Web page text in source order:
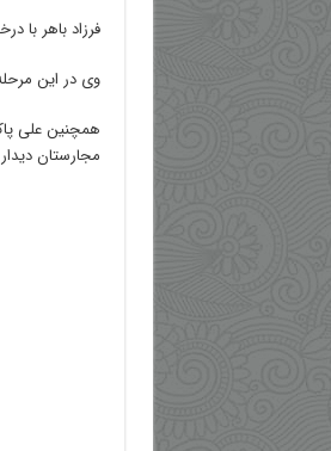
فرزاد باهر
وی در این
مجارستان